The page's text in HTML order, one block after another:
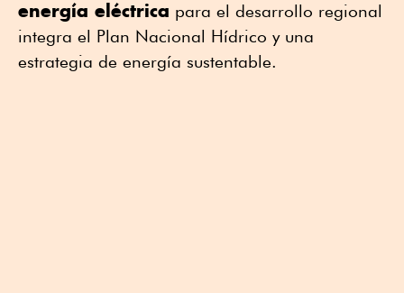
energía eléctrica para el desarrollo regional
integra el Plan Nacional Hídrico y una
estrategia de energía sustentable.